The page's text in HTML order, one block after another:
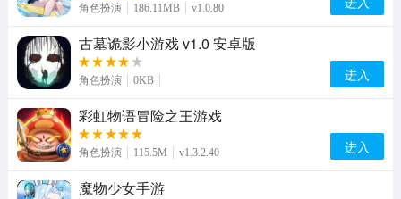
角色扮演 186.11MB v1.0.80
古墓诡影小游戏 v1.0 安卓版
角色扮演 0KB 进入
彩虹物语冒险之王游戏
角色扮演 115.5M v1.3.2.40 进入
魔物少女手游